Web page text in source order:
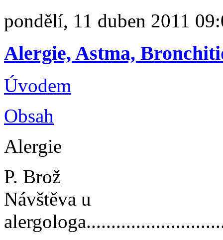
pondělí, 11 duben 2011
Alergie, Astma,
Úvodem
Obsah
Alergie
P. Brož
Návštěva u